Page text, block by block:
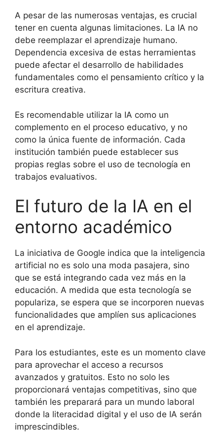
A pesar de las numerosas ventajas, es crucial
tener en cuenta algunas limitaciones. La IA no
debe reemplazar el aprendizaje humano.
Dependencia excesiva de estas herramientas
puede afectar el desarrollo de habilidades
fundamentales como el pensamiento crítico y la
escritura creativa.
Es recomendable utilizar la IA como un
complemento en el proceso educativo, y no
como la única fuente de información. Cada
institución también puede establecer sus
propias reglas sobre el uso de tecnología en
trabajos evaluativos.
El futuro de la IA en el
entorno académico
La iniciativa de Google indica que la inteligencia
artificial no es solo una moda pasajera, sino
que se está integrando cada vez más en la
educación. A medida que esta tecnología se
populariza, se espera que se incorporen nuevas
funcionalidades que amplíen sus aplicaciones
en el aprendizaje.
Para los estudiantes, este es un momento clave
para aprovechar el acceso a recursos
avanzados y gratuitos. Esto no solo les
proporcionará ventajas competitivas, sino que
también les preparará para un mundo laboral
donde la literacidad digital y el uso de IA serán
imprescindibles.